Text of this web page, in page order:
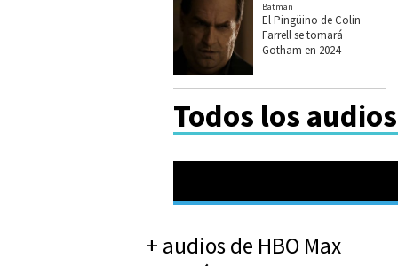
Batman
El Pingüino de Colin
Farrell se tomará
Gotham en 2024
Todos los
+ audios de HBO Max